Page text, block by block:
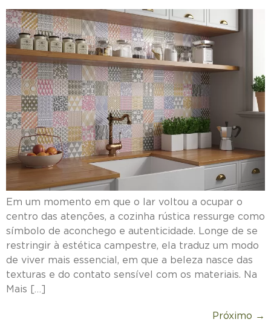
Em um momento em que o lar voltou a ocupar o
centro das atenções, a cozinha rústica ressurge como
símbolo de aconchego e autenticidade. Longe de se
restringir à estética campestre, ela traduz um modo
de viver mais essencial, em que a beleza nasce das
texturas e do contato sensível com os materiais. Na
Mais […]
Próximo →